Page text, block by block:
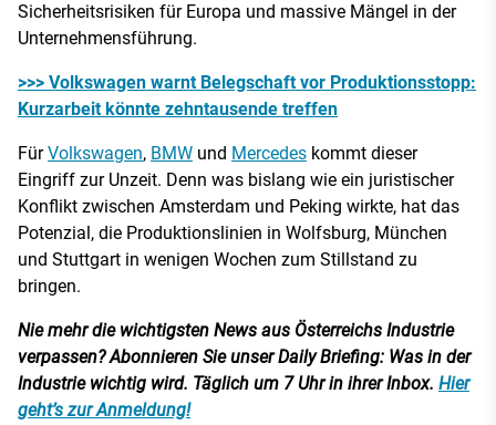
Sicherheitsrisiken für Europa und massive Mängel in der
Unternehmensführung.
>>> Volkswagen warnt Belegschaft vor Produktionsstopp:
Kurzarbeit könnte zehntausende treffen
FürVolkswagen, BMW und Mercedes kommt dieser
Eingriff zur Unzeit. Denn was bislang wie ein juristischer
Konflikt zwischen Amsterdam und Peking wirkte, hat das
Potenzial, die Produktionslinien in Wolfsburg, München
und Stuttgart in wenigen Wochen zum Stillstand zu
bringen.
Nie mehr die wichtigsten News aus Österreichs Industrie
verpassen? Abonnieren Sie unser Daily Briefing: Was in der
Industrie wichtig wird. Täglich um 7 Uhr in ihrer Inbox. Hier
geht’s zur Anmeldung!